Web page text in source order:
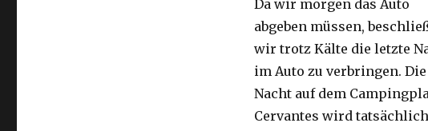
Da wir morgen das Auto
abgeben müssen,
wir trotz Kälte die letzte
im Auto zu verbringen. Die
Nacht auf dem
Cervantes wird